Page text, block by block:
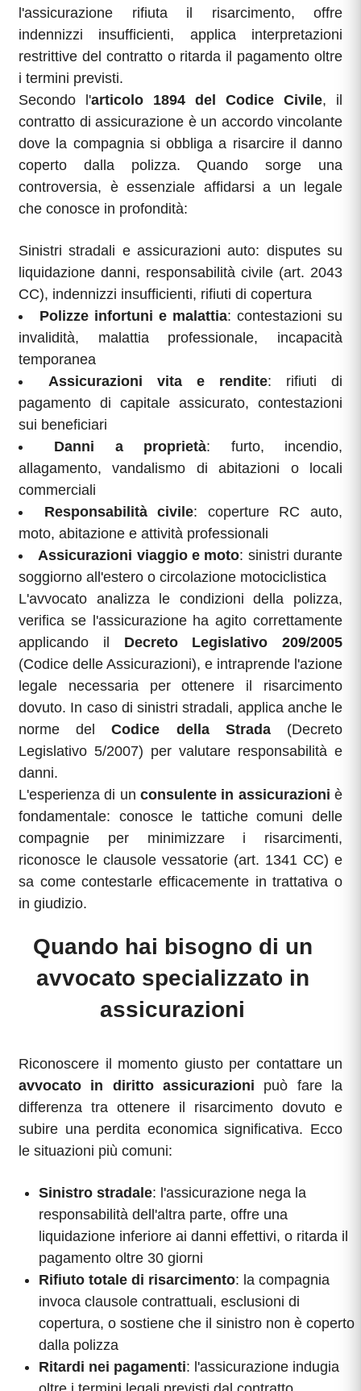
l'assicurazione rifiuta il risarcimento, offre
indennizzi insufficienti, applica interpretazioni
restrittive del contratto o ritarda il pagamento oltre
i termini previsti.
Secondo l'articolo 1894 del Codice Civile, il
contratto di assicurazione è un accordo vincolante
dove la compagnia si obbliga a risarcire il danno
coperto dalla polizza. Quando sorge una
controversia, è essenziale affidarsi a un legale
che conosce in profondità:
Sinistri stradali e assicurazioni auto: disputes su
liquidazione danni, responsabilità civile (art. 2043
CC), indennizzi insufficienti, rifiuti di copertura
Polizze infortuni e malattia: contestazioni su
invalidità, malattia professionale, incapacità
temporanea
Assicurazioni vita e rendite: rifiuti di
pagamento di capitale assicurato, contestazioni
sui beneficiari
Danni a proprietà: furto, incendio,
allagamento, vandalismo di abitazioni o locali
commerciali
Responsabilità civile: coperture RC auto,
moto, abitazione e attività professionali
Assicurazioni viaggio e moto: sinistri durante
soggiorno all'estero o circolazione motociclistica
L'avvocato analizza le condizioni della polizza,
verifica se l'assicurazione ha agito correttamente
applicando il Decreto Legislativo 209/2005
(Codice delle Assicurazioni), e intraprende l'azione
legale necessaria per ottenere il risarcimento
dovuto. In caso di sinistri stradali, applica anche le
norme delCodice della Strada(Decreto
Legislativo 5/2007) per valutare responsabilità e
danni.
L'esperienza di un consulente in assicurazioni è
fondamentale: conosce le tattiche comuni delle
compagnie per minimizzare i risarcimenti,
riconosce le clausole vessatorie (art. 1341 CC) e
sa come contestarle efficacemente in trattativa o
in giudizio.
Quando hai bisogno di un
avvocato specializzato in
assicurazioni
Riconoscere il momento giusto per contattare un
avvocato in diritto assicurazioni può fare la
differenza tra ottenere il risarcimento dovuto e
subire una perdita economica significativa. Ecco
le situazioni più comuni:
Sinistro stradale: l'assicurazione nega la
responsabilità dell'altra parte, offre una
liquidazione inferiore ai danni effettivi, o ritarda il
pagamento oltre 30 giorni
Rifiuto totale di risarcimento: la compagnia
invoca clausole contrattuali, esclusioni di
copertura, o sostiene che il sinistro non è coperto
dalla polizza
Ritardi nei pagamenti: l'assicurazione indugia